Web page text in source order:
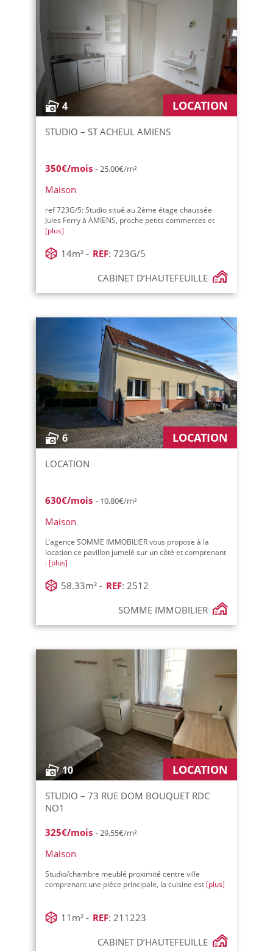
4 LOCATION
STUDIO – ST ACHEUL AMIENS
350€/mois - 25,00€/m²
Maison
ref 723G/5: Studio situé au 2ème étage chaussée
Jules Ferry à AMIENS, proche petits commerces et
[plus]
14m² - REF: 723G/5
CABINET D’HAUTEFEUILLE
6 LOCATION
LOCATION
630€/mois - 10,80€/m²
Maison
L'agence SOMME IMMOBILIER vous propose à la
location ce pavillon jumelé sur un côté et comprenant
: [plus]
58.33m² - REF: 2512
SOMME IMMOBILIER
10 LOCATION
STUDIO – 73 RUE DOM BOUQUET RDC
NO1
325€/mois - 29,55€/m²
Maison
Studio/chambre meublé proximité centre ville
comprenant une pièce principale, la cuisine est [plus]
11m² - REF: 211223
CABINET D’HAUTEFEUILLE